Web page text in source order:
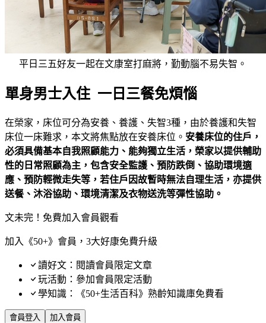
平日三五好友一起在文康室打麻將，勤動腦不易失智。
單身男士入住 一日三餐免煩惱
在榮家，床位可分為安養、養護、失智3種，由於養護和失智
床位一床難求，本文將焦點放在安養床位。 安養床位的住戶，
必須具備基本自我照顧能力、能夠獨立生活，榮家以提供輔助
性的日常照顧為主，包含安全監護、預防跌倒、協助環境適
應、預防輕微走失等，若住戶因故暫時無法自理生活，亦提供
送餐、沐浴協助、環境清潔及衣物送洗等彈性協助。
文未完！免費加入會員觀看
加入《50+》會員，3大好康免費升級
讀好文：閱讀會員限定文章
玩活動：參加會員限定活動
學知識：《50+生活百科》熟齡知識庫免費看
會員登入 加入會員